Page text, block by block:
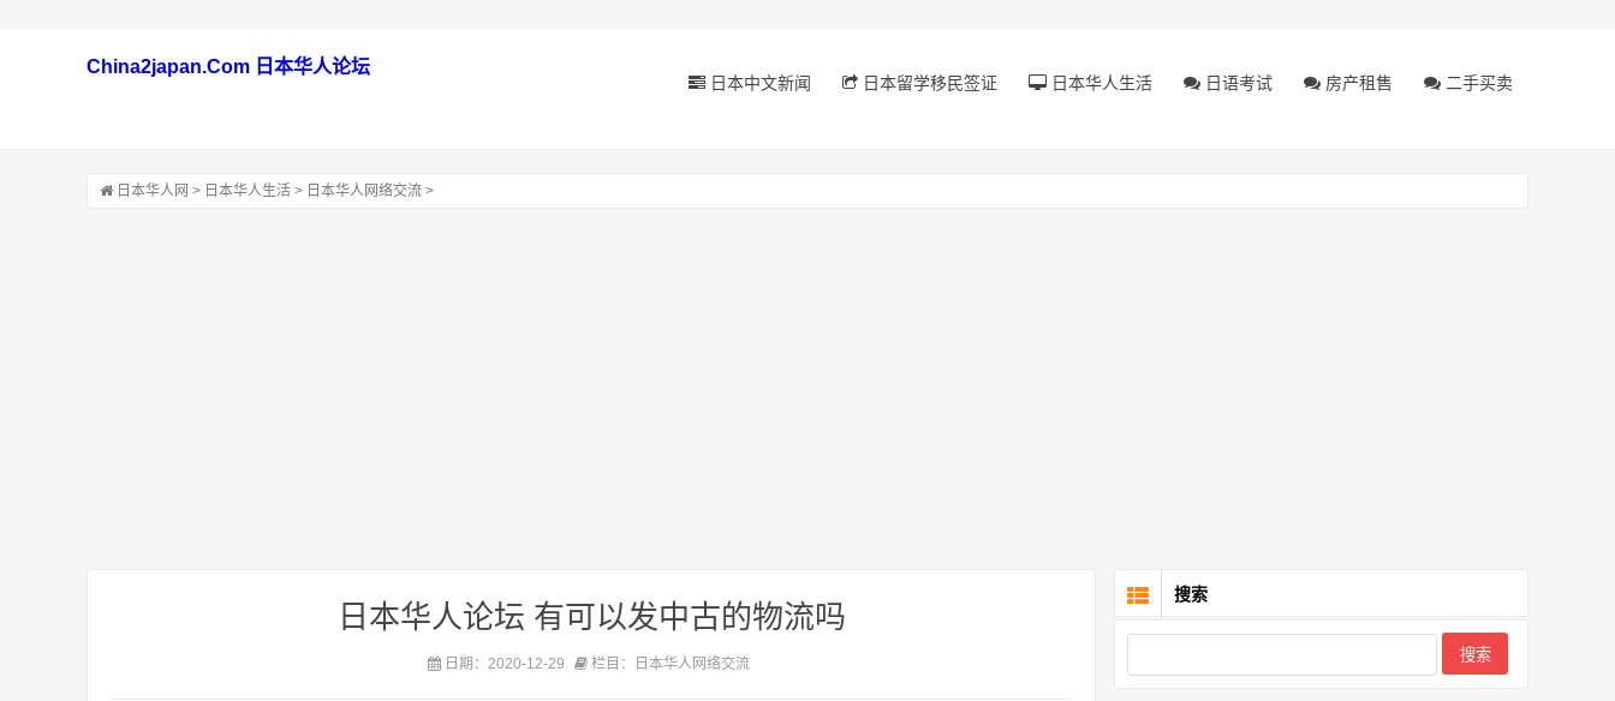
China2japan.Com 日本华人论坛
日本中文新闻 日本留学移民签证 日本华人生活 日语考试 房产租售 二手买卖
日本华人网 > 日本华人生活 > 日本华人网络交流 >
日本华人论坛 有可以发中古的物流吗
日期：2020-12-29 栏目：日本华人网络交流
搜索